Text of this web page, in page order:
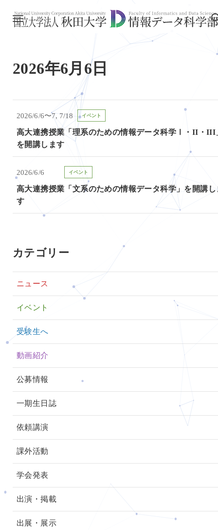
2026年6月6日
2026/6/6〜7, 7/18 イベント
高大連携授業「理系のための情報データ科学Ⅰ・II・III
を開講します
2026/6/6 イベント
高大連携授業「文系のための情報データ科学」を開講し
す
カテゴリー
ニュース
イベント
受験生へ
動画紹介
公募情報
一期生日誌
依頼講演
課外活動
学会発表
出演・掲載
出展・展示